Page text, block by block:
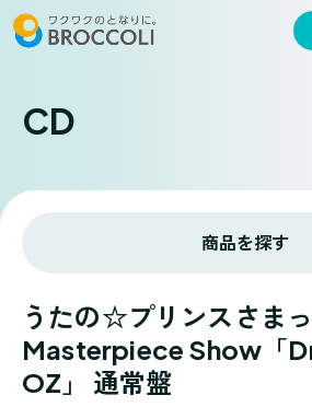
CD
商品を探す
うたの☆プリンスさま
Masterpiece Show「
OZ」 通常盤